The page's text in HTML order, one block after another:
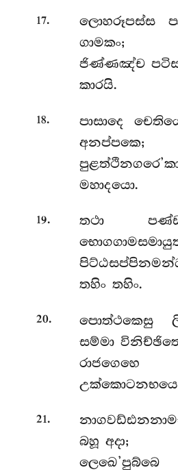
17.
ලොහරූපස්ස
ගාමකං;
ජිණ්ණඤ්ච
කාරයි.
18.
පාසාදෙ
අනප්පකෙ;
මහාදයො.
19.
තථා
තහිං තහිං.
20.
පොත්ථකෙසු
සම්මා
21.
බහූ අදා;